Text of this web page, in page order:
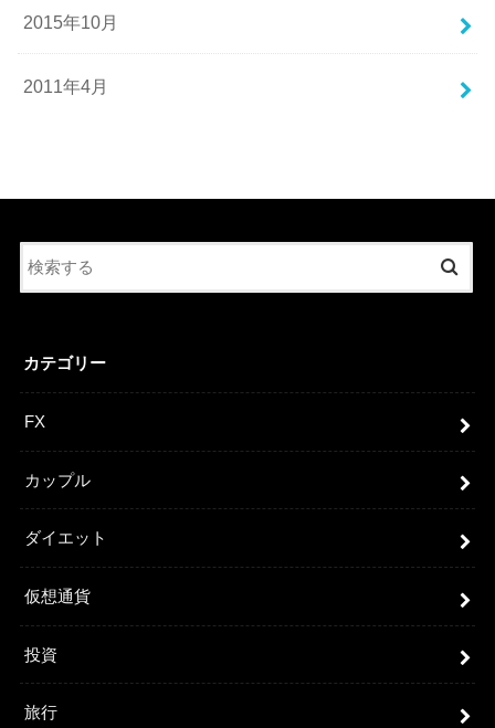
2015年10月
2011年4月
カテゴリー
FX
カップル
ダイエット
仮想通貨
投資
旅行